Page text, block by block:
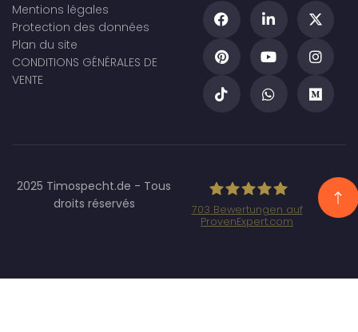
Mentions légales
Protection des données
Plan du site
CONDITIONS GÉNÉRALES DE
VENTE
2025 Timospecht.de - Tous
droits réservés
GmbH - SEO/SEA
703 Bewertungen auf
ProvenExpert.com